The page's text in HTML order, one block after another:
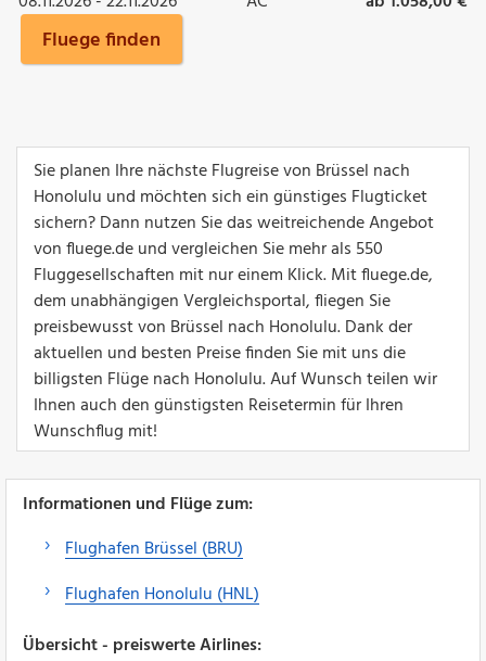
Fluege finden
Sie planen Ihre nächste Flugreise von Brüssel nach
Honolulu und möchten sich ein günstiges Flugticket
sichern? Dann nutzen Sie das weitreichende Angebot
von fluege.de und vergleichen Sie mehr als 550
Fluggesellschaften mit nur einem Klick. Mit fluege.de,
dem unabhängigen Vergleichsportal, fliegen Sie
preisbewusst von Brüssel nach Honolulu. Dank der
aktuellen und besten Preise finden Sie mit uns die
billigsten Flüge nach Honolulu. Auf Wunsch teilen wir
Ihnen auch den günstigsten Reisetermin für Ihren
Wunschflug mit!
Informationen und Flüge zum:
Flughafen Brüssel (BRU)
Flughafen Honolulu (HNL)
Übersicht - preiswerte Airlines: